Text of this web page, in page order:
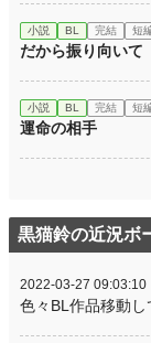
小説 BL 完結 短
だから振り向いて
小説 BL 完結 短
運命の相手
黒猫鈴の近況ボ
2022-03-27 09:03:10
色々BL作品移動し